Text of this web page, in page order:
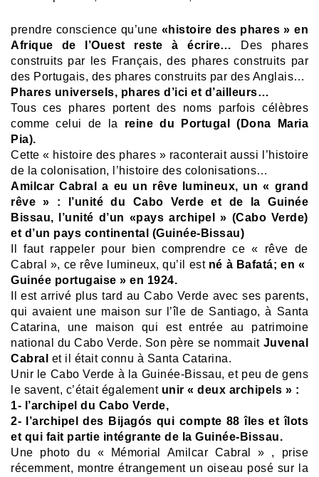
prendre conscience qu’une «histoire des phares » en
Afrique de l’Ouest reste à écrire…
Des phares
construits par les Français, des phares construits par
des Portugais, des phares construits par des Anglais…
Phares universels, phares d’ici et d’ailleurs…
Tous ces phares portent des noms parfois célèbres
comme celui de la reine du Portugal (Dona Maria
Pia).
Cette « histoire des phares » raconterait aussi l’histoire
de la colonisation, l’histoire des colonisations…
Amilcar Cabral a eu un rêve lumineux, un « grand
rêve » : l’unité du Cabo Verde et de la Guinée
Bissau, l’unité d’un «pays archipel » (Cabo Verde)
et d’un pays continental (Guinée-Bissau)
Il faut rappeler pour bien comprendre ce « rêve de
Cabral », ce rêve lumineux, qu’il est né à Bafatá; en «
Guinée portugaise » en 1924.
Il est arrivé plus tard au Cabo Verde avec ses parents,
qui avaient une maison sur l’île de Santiago, à Santa
Catarina, une maison qui est entrée au patrimoine
national du Cabo Verde. Son père se nommaitJuvenal
Cabral et il était connu à Santa Catarina.
Unir le Cabo Verde à la Guinée-Bissau, et peu de gens
le savent, c’était également unir « deux archipels » :
1- l’archipel du Cabo Verde,
2- l’archipel des Bijagós qui compte 88 îles et îlots
et qui fait partie intégrante de la Guinée-Bissau.
Une photo du « Mémorial Amilcar Cabral » , prise
récemment, montre étrangement un oiseau posé sur la